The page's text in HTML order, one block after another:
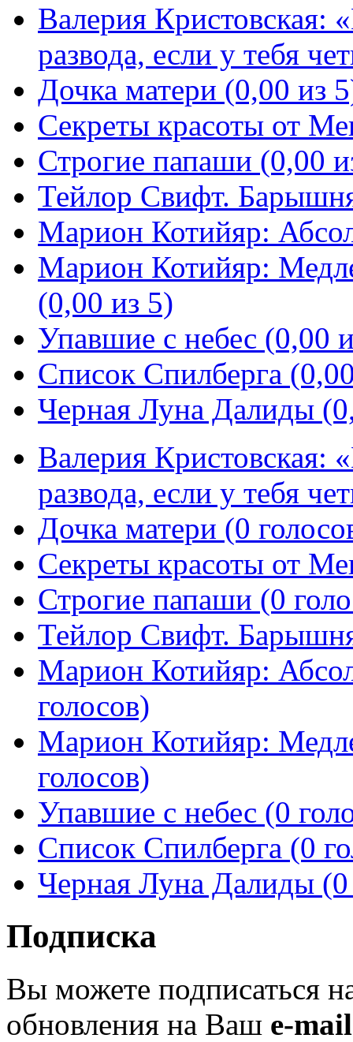
Валерия Кристовская:
развода, если у тебя
Дочка матери (0,00 из
Секреты красоты от
Строгие папаши (0,00
Тейлор Свифт.
Марион Котийяр:
Марион Котийяр:
(0,00 из 5)
Упавшие с небес (0,00
Список Спилберга
Черная Луна Далиды
Валерия Кристовская:
развода, если у тебя
Дочка матери (0
Секреты красоты от
Строгие папаши (0
Тейлор Свифт.
Марион Котийяр:
голосов)
Марион Котийяр:
голосов)
Упавшие с небес (0
Список Спилберга (0
Черная Луна Далиды (0
Подписка
Вы можете подписаться
обновления на Ваш e-mail